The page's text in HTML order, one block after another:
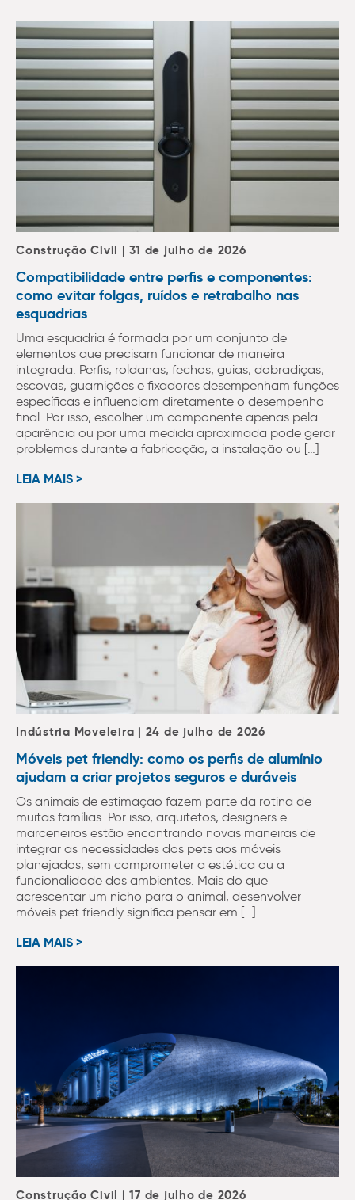
Construção Civil | 31 de julho de 2026
Compatibilidade entre perfis e componentes:
como evitar folgas, ruídos e retrabalho nas
esquadrias
Uma esquadria é formada por um conjunto de
elementos que precisam funcionar de maneira
integrada. Perfis, roldanas, fechos, guias, dobradiças,
escovas, guarnições e fixadores desempenham funções
específicas e influenciam diretamente o desempenho
final. Por isso, escolher um componente apenas pela
aparência ou por uma medida aproximada pode gerar
problemas durante a fabricação, a instalação ou […]
LEIA MAIS >
Indústria Moveleira | 24 de julho de 2026
Móveis pet friendly: como os perfis de alumínio
ajudam a criar projetos seguros e duráveis
Os animais de estimação fazem parte da rotina de
muitas famílias. Por isso, arquitetos, designers e
marceneiros estão encontrando novas maneiras de
integrar as necessidades dos pets aos móveis
planejados, sem comprometer a estética ou a
funcionalidade dos ambientes. Mais do que
acrescentar um nicho para o animal, desenvolver
móveis pet friendly significa pensar em […]
LEIA MAIS >
Construção Civil | 17 de julho de 2026